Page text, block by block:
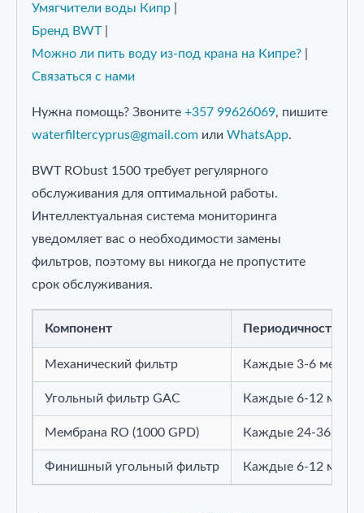
Умягчители воды Кипр
Бренд BWT|
Можно ли пить воду из-под крана на Кипре?
Связаться с нами
Нужна помощь? Звоните +357 99626069, пишите
waterfiltercyprus@gmail.com или WhatsApp.
BWT RObust 1500 требует регулярного
обслуживания для оптимальной работы.
Интеллектуальная система мониторинга
уведомляет вас о необходимости замены
фильтров, поэтому вы никогда не пропустите
срок обслуживания.
Компонент Периодичность
Механический фильтр Каждые 3-6
Угольный фильтр GAC Каждые 6-12
Мембрана RO (1000 GPD) Каждые 24-36
Финишный угольный фильтр Каждые 6-12